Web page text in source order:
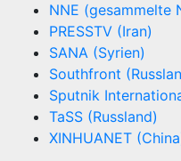
NNE (gesammelte
PRESSTV (Iran)
SANA (Syrien)
Southfront
Sputnik
TaSS (Russland)
XINHUANET